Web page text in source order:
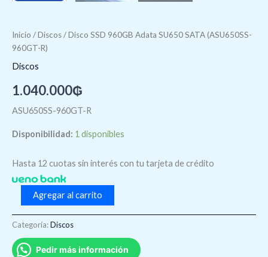
Inicio /Discos/ Disco SSD 960GB Adata SU650 SATA (ASU650SS-
960GT-R)
Discos
1.040.000₲
ASU650SS-960GT-R
Disponibilidad: 1 disponibles
Hasta 12 cuotas sin interés con tu tarjeta de crédito
Agregar al carrito
Categoría:Discos
Pedir más información